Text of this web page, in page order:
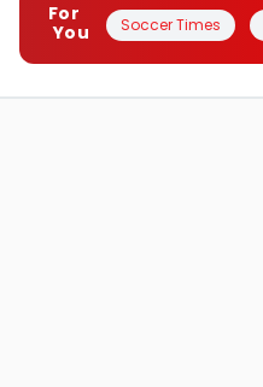
For
You
Soccer Times